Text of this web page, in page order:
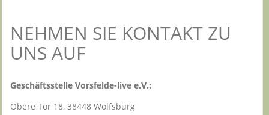
NEHMEN SIE KONTAKT ZU
UNS AUF
Geschäftsstelle Vorsfelde-live e.V.:
Obere Tor 18, 38448 Wolfsburg